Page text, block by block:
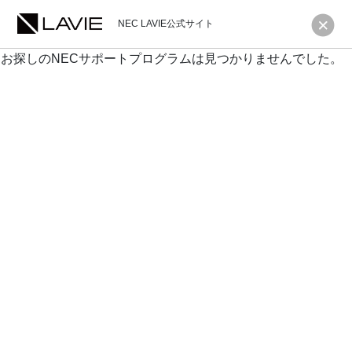
NEC LAVIE公式サイト
お探しのNECサポートプログラムは見つかりませんでした。